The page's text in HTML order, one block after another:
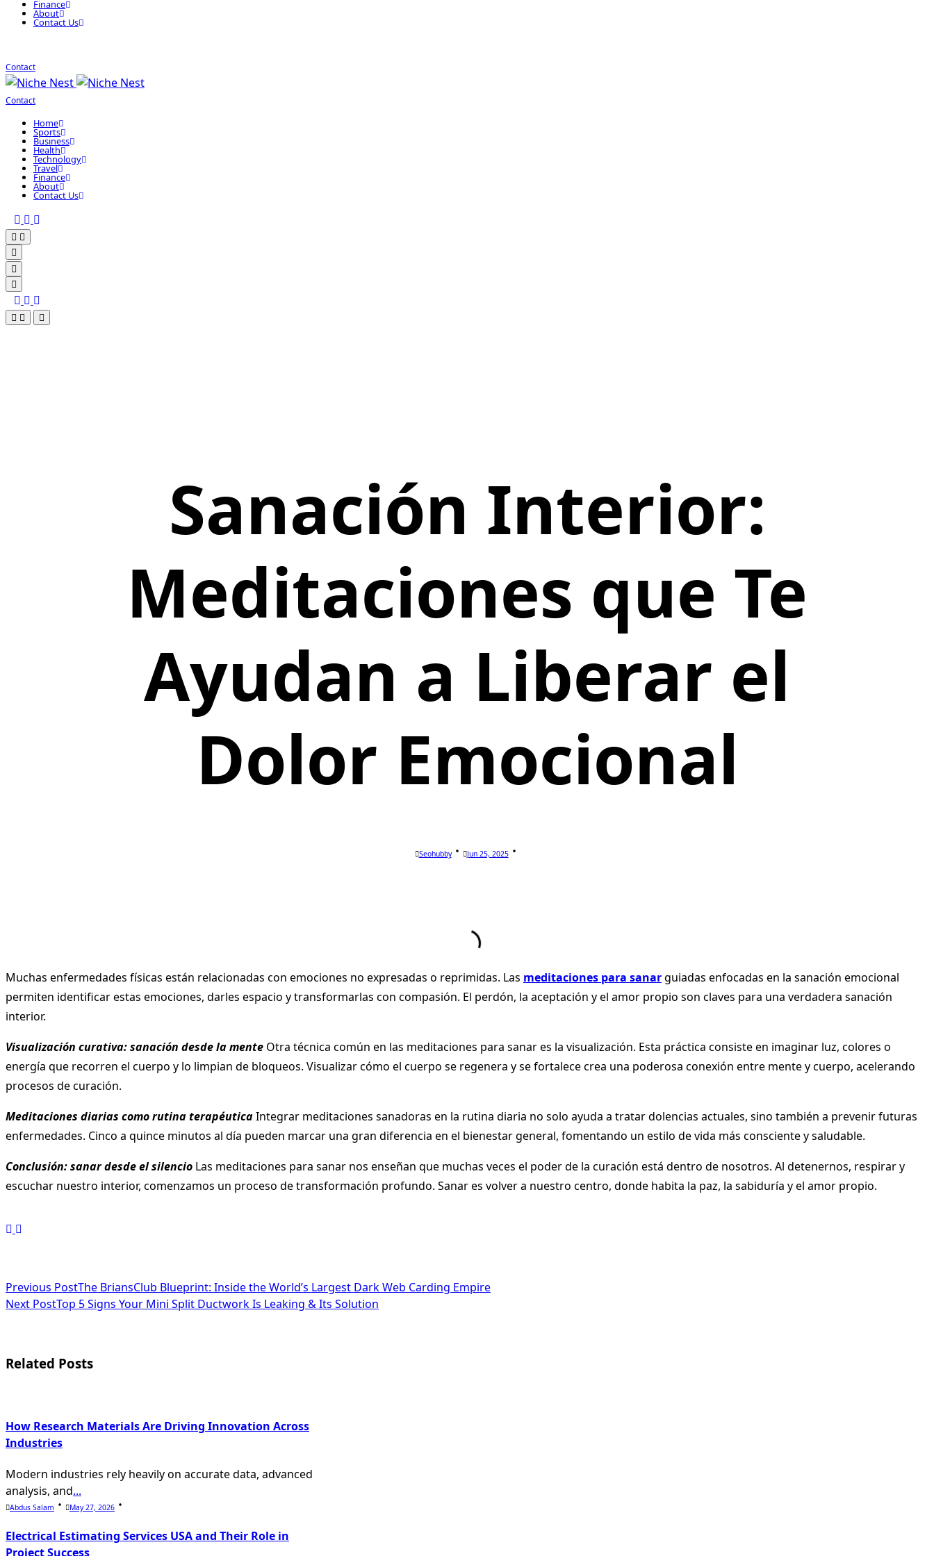
Finance
About
Contact Us
Contact
Contact
Home
Sports
Business
Health
Technology
Travel
Finance
About
Contact Us
Sanación Interior:
Meditaciones que Te
Ayudan a Liberar el
Dolor Emocional
Seohubby Jun 25, 2025
Muchas enfermedades físicas están relacionadas con emociones no expresadas o reprimidas. Las meditaciones para sanarguiadas enfocadas en la sanación emocional
permiten identificar estas emociones, darles espacio y transformarlas con compasión. El perdón, la aceptación y el amor propio son claves para una verdadera sanación
interior.
Visualización curativa: sanación desde la mente Otra técnica común en las meditaciones para sanar es la visualización. Esta práctica consiste en imaginar luz, colores o
energía que recorren el cuerpo y lo limpian de bloqueos. Visualizar cómo el cuerpo se regenera y se fortalece crea una poderosa conexión entre mente y cuerpo, acelerando
procesos de curación.
Meditaciones diarias como rutina terapéuticaIntegrar meditaciones sanadoras en la rutina diaria no solo ayuda a tratar dolencias actuales, sino también a prevenir futuras
enfermedades. Cinco a quince minutos al día pueden marcar una gran diferencia en el bienestar general, fomentando un estilo de vida más consciente y saludable.
Conclusión: sanar desde el silencio Las meditaciones para sanar nos enseñan que muchas veces el poder de la curación está dentro de nosotros. Al detenernos, respirar y
escuchar nuestro interior, comenzamos un proceso de transformación profundo. Sanar es volver a nuestro centro, donde habita la paz, la sabiduría y el amor propio.
<span
class="nav-
screen-
Previous PostThe BriansClub Blueprint: Inside the World’s Largest Dark Web Carding Empire
Next PostTop 5 Signs Your Mini Split Ductwork Is Leaking & Its Solution
Related Posts
How Research Materials Are Driving Innovation Across
Industries
Modern industries rely heavily on accurate data, advanced
analysis, and...
Abdus Salam May 27, 2026
Electrical Estimating Services USA and Their Role in
Project Success